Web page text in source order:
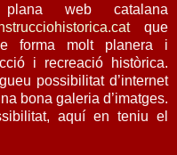
web catalana
que
forma molt planera i
i recreació històrica.
possibilitat d’internet
bona galeria d’imatges.
aquí en teniu el